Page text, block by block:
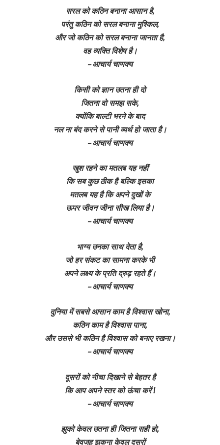
सरल को कठिन बनाना आसान है,
परंतु कठिन को सरल बनाना मुश्किल,
और जो कठिन को सरल बनाना जानता है,
वह व्यक्ति विशेष है।
– आचार्य चाणक्य
किसी को ज्ञान उतना ही दो
जितना वो समझ सके,
क्योंकि बाल्टी भरने के बाद
नल ना बंद करने से पानी व्यर्थ हो जाता है।
– आचार्य चाणक्य
खुश रहने का मतलब यह नहीं
कि सब कुछ ठीक है बल्कि इसका
मतलब यह है कि अपने दुखों के
ऊपर जीवन जीना सीख लिया है।
– आचार्य चाणक्य
भाग्य उनका साथ देता है,
जो हर संकट का सामना करके भी
अपने लक्ष्य के प्रति द्रुढ़ रहते हैं।
– आचार्य चाणक्य
दुनिया में सबसे आसान काम है विश्वास खोना,
कठिन काम है विश्वास पाना,
और उससे भी कठिन है विश्वास को बनाए रखना।
– आचार्य चाणक्य
दूसरों को नीचा दिखाने से बेहतर है
कि आप अपने स्तर को ऊंचा करें !
– आचार्य चाणक्य
झुको केवल उतना ही जितना सही हो,
बेवजह झुकना केवल दूसरों